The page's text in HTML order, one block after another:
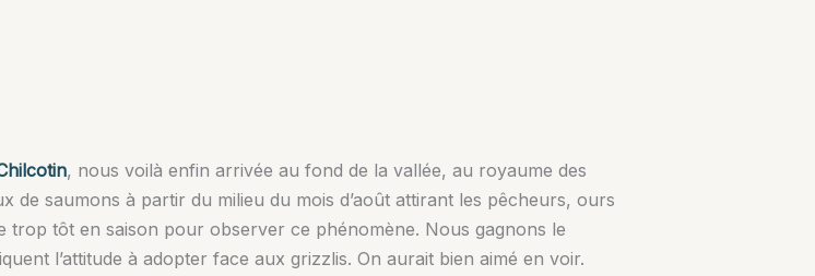
, nous voilà enfin arrivée au fond de la vallée, au royaume des
saumons à partir du milieu du mois d’août attirant les pêcheurs, ours
tôt en saison pour observer ce phénomène. Nous gagnons le
l’attitude à adopter face aux grizzlis. On aurait bien aimé en voir.